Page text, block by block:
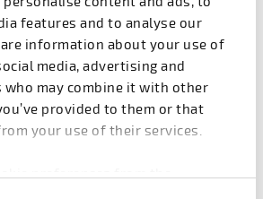
features and to analyse our
information about your use of
media, advertising and
may combine it with other
provided to them or that
your use of their services.
preferences from the
وإحدى هذه الأدوات هي ElematicELiSLAB 2.0،وهي أداة
برمجية ذكية لحسابات التسليح،
مسبقة الصب ومكاتب التصميم على
هذه الأداة لتسريع عمليات حساب
والموثوقة وتصميم الألواح ذات
متوافقة تمامًا مع برنامج Elematic Plant Controlالذي